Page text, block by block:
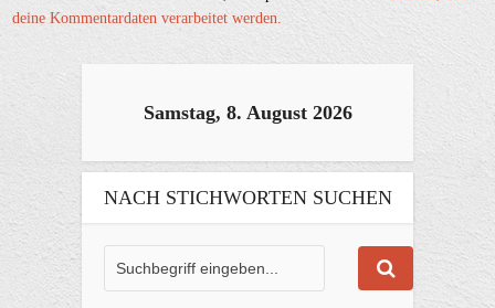
deine Kommentardaten verarbeitet werden.
Samstag, 8. August 2026
NACH STICHWORTEN SUCHEN